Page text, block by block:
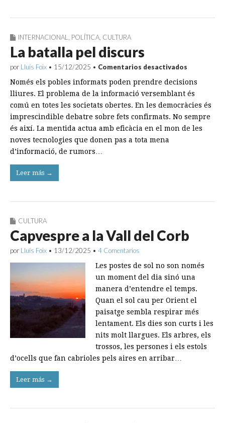
INTERNACIONAL, POLÍTICA, CULTURA
La batalla pel discurs
por Lluís Foix • 15/12/2025 • Comentarios desactivados
batalla
pel
discurs
Només els pobles informats poden prendre decisions
lliures. El problema de la informació versemblant és
comú en totes les societats obertes. En les democràcies és
imprescindible debatre sobre fets confirmats. No sempre
és així. La mentida actua amb eficàcia en el mon de les
noves tecnologies que donen pas a tota mena
d’informació, de rumors…
Leer más →
CULTURA
Capvespre a la Vall del Corb
por Lluís Foix • 13/12/2025 • 4 Comentarios
Les postes de sol no son només
un moment del dia sinó una
manera d’entendre el temps.
Quan el sol cau per Orient el
paisatge sembla respirar més
lentament. Els dies son curts i les
nits molt llargues. Els arbres, els
trossos, les persones i els estols
d’ocells que fan cabrioles pels aires en arribar…
Leer más →